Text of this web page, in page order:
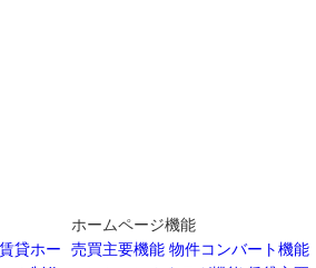
賃貸ホー
ホームページ機能
売買主要機能 物件コンバート機能